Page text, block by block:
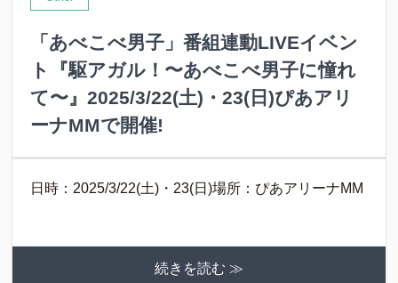
「あべこべ男子」番組連動LIVEイベン
ト『駆アガル！〜あべこべ男子に憧れ
て〜』2025/3/22(土)・23(日)ぴあアリ
ーナMMで開催!
日時：2025/3/22(土)・23(日)場所：ぴあアリーナMM
続きを読む ≫